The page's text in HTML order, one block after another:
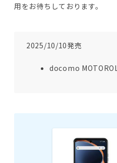
用をお待ちしております。
2025/10/10発売
docomo